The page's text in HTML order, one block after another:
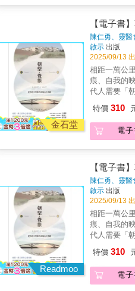
郵輪；擁有
金石堂
【電子書
陳仁勇、靈
啟示 出版
2025/09/13
相距一萬公
痕、自我的
代人需要「
-旅行 × 信
靈的盼望之
中感受時光
▌獻給所有
位讀者，無
性啟發的教
齊聲肯定──
化。他在步
地理上的抵
與生命的提
的實踐。」
盧俊義．台
特價 310
電子
Readmoo
【電子書
陳仁勇、靈
啟示 出版
2025/09/13
相距一萬公
痕、自我的
代人需要「
-旅行 × 信
靈的盼望之
中感受時光
特價 310
電子